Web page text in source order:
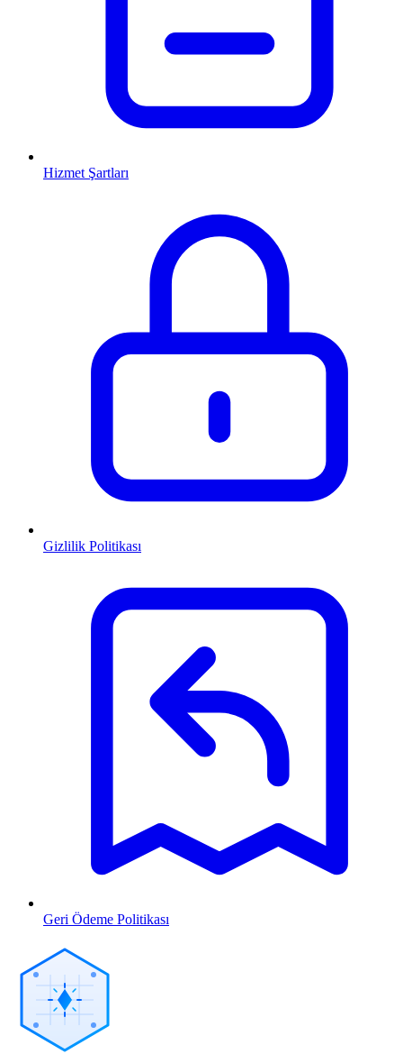
Hizmet Şartları
Gizlilik Politikası
Geri Ödeme Politikası